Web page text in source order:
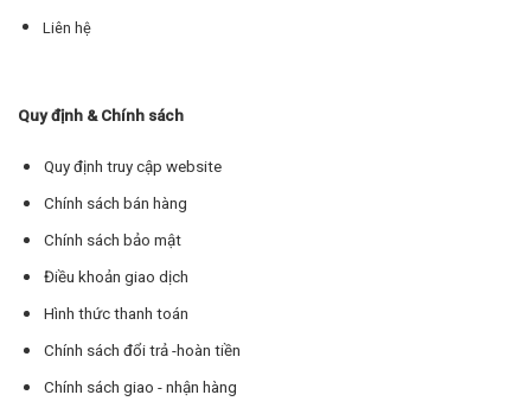
Liên hệ
Quy định & Chính sách
Quy định truy cập website
Chính sách bán hàng
Chính sách bảo mật
Điều khoản giao dịch
Hình thức thanh toán
Chính sách đổi trả -hoàn tiền
Chính sách giao - nhận hàng